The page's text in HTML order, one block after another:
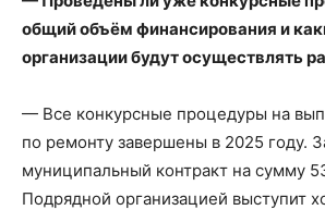
общий объём финансирования и
организации будут осуществлять
— Все конкурсные процедуры на
по ремонту завершены в 2025 году.
муниципальный контракт на сумму
Подрядной организацией выступит